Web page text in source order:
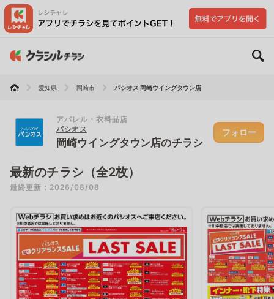
愛知県 岡崎市 パシオス 岡崎ウイングタウン店
アパレル・衣料品店
パシオス
岡崎ウイングタウン店のチラシ
フォロー
最新のチラシ（全2枚）
最終更新：2026/08/08